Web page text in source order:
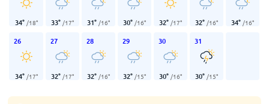
34° /18° 33° /17° 31° /16° 30° /16° 32° /17° 32° /16° 34° /16°
26
34° /17°
27
32° /17°
28
32° /16°
29
32° /15°
30
30° /16°
31
30° /15°